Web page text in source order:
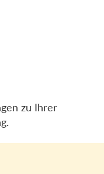
zu Ihrer